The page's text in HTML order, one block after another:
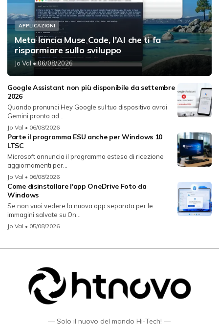
APPLICAZIONI
Meta lancia Muse Code, l'AI che ti fa
risparmiare sullo sviluppo
Jo Val • 06/08/2026
Google Assistant non più disponibile da settembre
2026
Quando pronunci Hey Google sul tuo dispositivo avrai
Gemini pronto ad...
Jo Val • 06/08/2026
Parte il programma ESU anche per Windows 10
LTSC
Microsoft annuncia il programma esteso di ricezione
aggiornamenti per...
Jo Val • 06/08/2026
Come disinstallare l'app OneDrive Foto da
Windows
Se non vuoi vedere la nuova app separata per le
immagini salvate su On...
Jo Val • 05/08/2026
— Solo il nuovo del mondo Hi-Tech! —